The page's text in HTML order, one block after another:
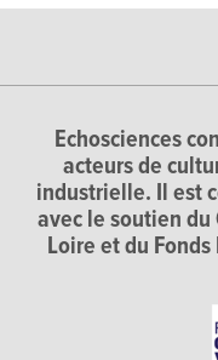
Echosciences
acteurs de
industrielle. Il est
avec le soutien
Loire et du